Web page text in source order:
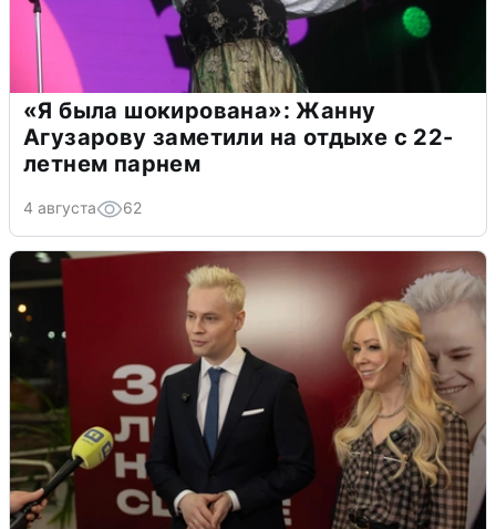
«Я была шокирована»: Жанну
Агузарову заметили на отдыхе с 22-
летнем парнем
4 августа 62